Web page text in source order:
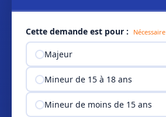
Cette demande est pour : Nécessaire
Majeur
Mineur de 15 à 18 ans
Mineur de moins de 15 ans